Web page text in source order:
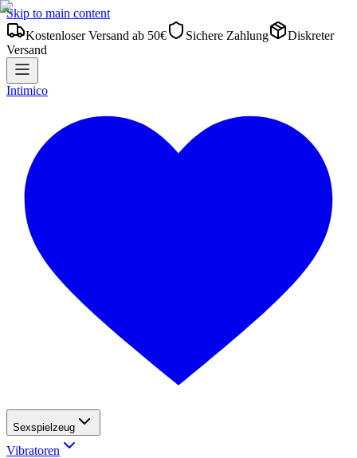
Skip to main content
Kostenloser Versand ab 50€
Sichere Zahlung
Diskreter
Versand
Intimico
Sexspielzeug
Vibratoren